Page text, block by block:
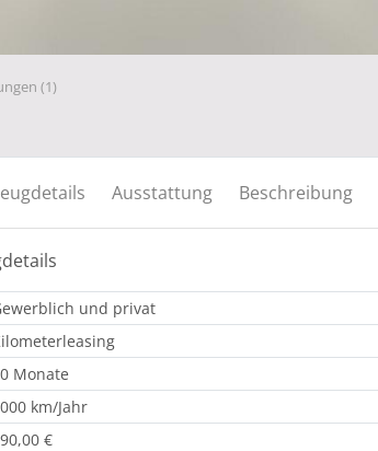
(1)
Ausstattung Beschreibung
und privat
Monate
km/Jahr
€